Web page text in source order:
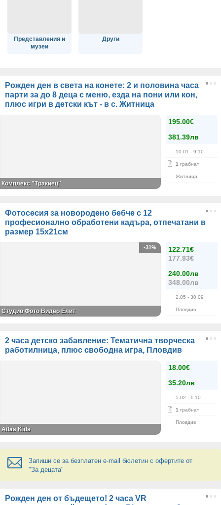
Представления и
музеи
Други
Рожден ден в света на конете: 2 и половина часа
парти за до 8 деца с меню, езда на пони или кон,
плюс игри в детски кът - в с. Житница
195.00€
381.39лв
10.01 - 9.10
1 грабнат
Житница
Комплекс "Тракиец"
Фотосесия за новородено бебче с 12
професионално обработени кадъра, отпечатани в
размер 15х21см
122.71€
177.93€
240.00лв
348.00лв
2.05 - 30.09
Пловдив
-31%
Студио Фото Видео Елит
2 часа детско забавление: Тематична творческа
работилница, плюс свободна игра, Пловдив
18.00€
35.20лв
5.02 - 1.10
1 грабнат
Пловдив
Atlas Kids
Запиши се за безплатен e-mail бюлетин с офертите от
"За децата"
Рожден ден от бъдещето! 2 часа VR